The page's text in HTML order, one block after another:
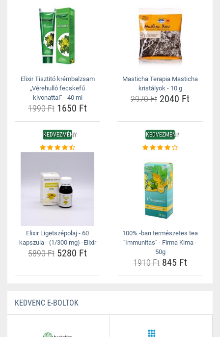
Elixir Tisztitó krémbalzsam
„Vérehulló fecskefű
kivonattal” - 40 ml
1990 Ft 1650 Ft
Masticha Terapia Masticha
kristályok - 10 g
2970 Ft 2040 Ft
KEDVEZMÉNY
Elixir Ligetszépolaj - 60
kapszula - (1/300 mg) -Elixir
5890 Ft 5280 Ft
KEDVEZMÉNY
100% -ban természetes tea
"Immunitas" - Firma Kima -
50g
1910 Ft 845 Ft
KEDVENC E-BOLTOK